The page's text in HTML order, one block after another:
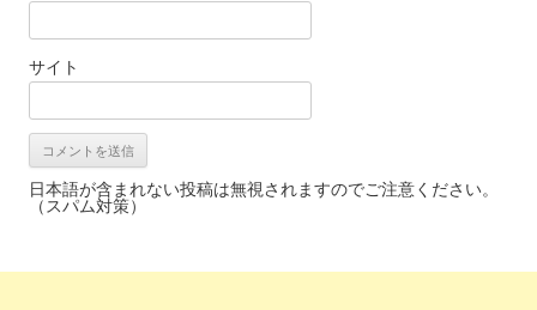
サイト
日本語が含まれない投稿は無視されますのでご注意ください。
（スパム対策）